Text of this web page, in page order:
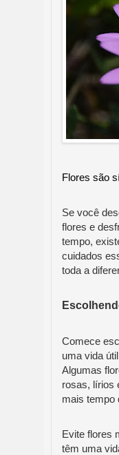
Flores são
Se você
flores e
tempo,
cuidados
toda a
Comece
uma vida
Algumas
rosas, lírios
mais tempo
Evite flores
têm uma